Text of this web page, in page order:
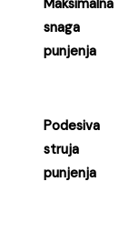
Maksimalna
snaga
punjenja
Podesiva
struja
punjenja